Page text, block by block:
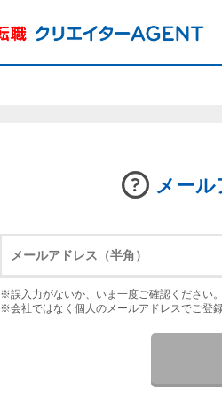
メール
※誤入力がないか、いま一度ご確認ください。
※会社ではなく個人のメールアドレスでご登